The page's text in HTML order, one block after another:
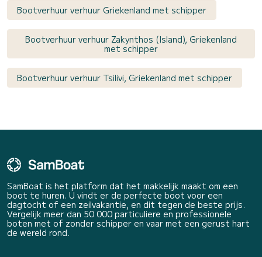
Bootverhuur verhuur Griekenland met schipper
Bootverhuur verhuur Zakynthos (Island), Griekenland
met schipper
Bootverhuur verhuur Tsilivi, Griekenland met schipper
SamBoat is het platform dat het makkelijk maakt om een
boot te huren. U vindt er de perfecte boot voor een
dagtocht of een zeilvakantie, en dit tegen de beste prijs.
Vergelijk meer dan 50 000 particuliere en professionele
boten met of zonder schipper en vaar met een gerust hart
de wereld rond.